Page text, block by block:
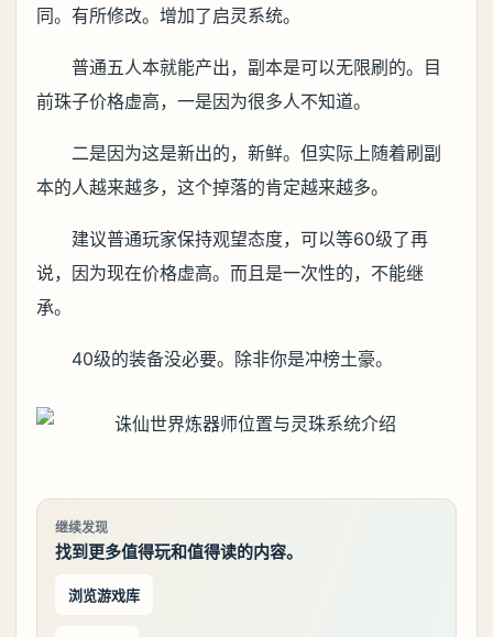
同。有所修改。增加了启灵系统。
普通五人本就能产出，副本是可以无限刷的。目
前珠子价格虚高，一是因为很多人不知道。
二是因为这是新出的，新鲜。但实际上随着刷副
本的人越来越多，这个掉落的肯定越来越多。
建议普通玩家保持观望态度，可以等60级了再
说，因为现在价格虚高。而且是一次性的，不能继
承。
40级的装备没必要。除非你是冲榜土豪。
继续发现
找到更多值得玩和值得读的内容。
浏览游戏库